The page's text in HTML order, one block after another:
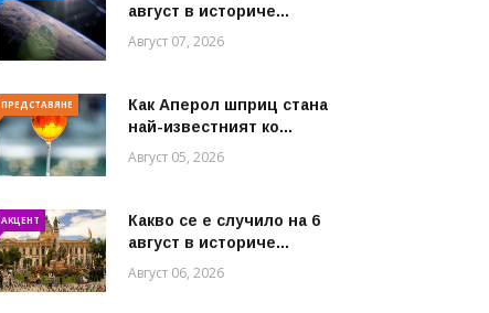
август в историче...
Август 07, 2026
ПРЕДСТАВЯНЕ
Как Аперол шприц стана
най-известният ко...
Август 05, 2026
АКЦЕНТ
Какво се е случило на 6
август в историче...
Август 06, 2026